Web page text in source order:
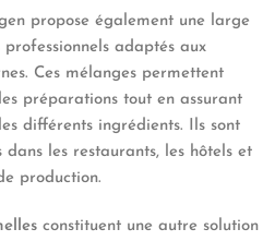
propose également une large
professionnels adaptés aux
Ces mélanges permettent
préparations tout en assurant
différents ingrédients. Ils sont
les restaurants, les hôtels et
production.
constituent une autre solution